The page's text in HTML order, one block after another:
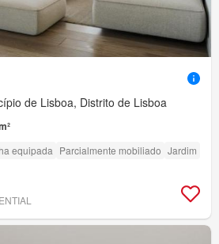
de Lisboa, Distrito de Lisboa
equipada Parcialmente mobiliado Jardim